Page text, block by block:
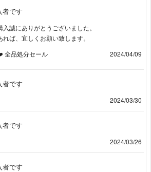
者です
入誠にありがとうございました。
れば、宜しくお願い致します。
品処分セール
2024/04/09
者です
2024/03/30
者です
2024/03/26
者です